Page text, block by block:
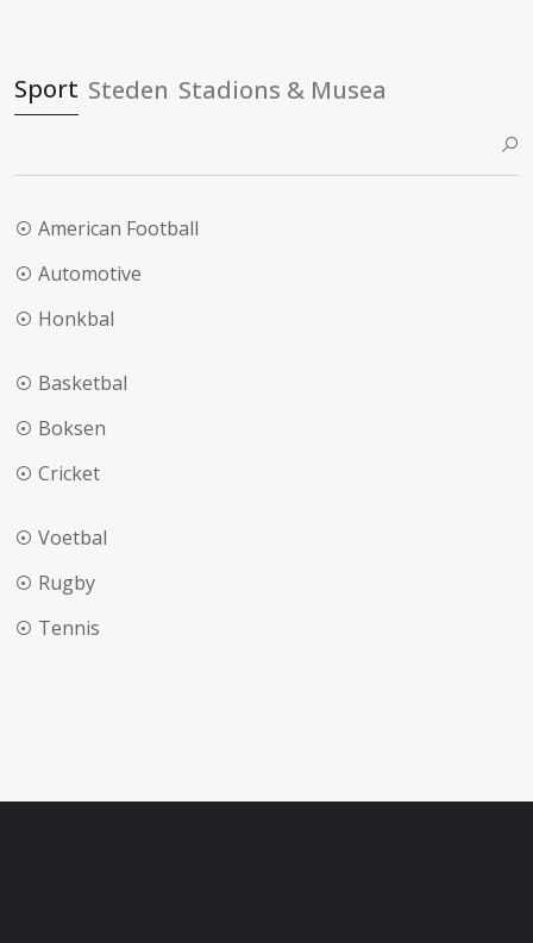
Sport Steden Stadions & Musea
American Football
Automotive
Honkbal
Basketbal
Boksen
Cricket
Voetbal
Rugby
Tennis